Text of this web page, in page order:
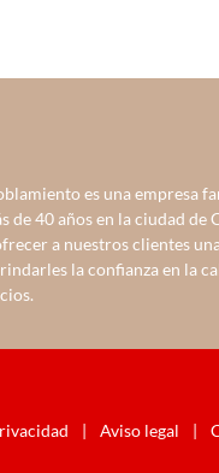
es una empresa
de 40 años en la ciudad de
a nuestros clientes
la confianza en la
| Aviso legal |